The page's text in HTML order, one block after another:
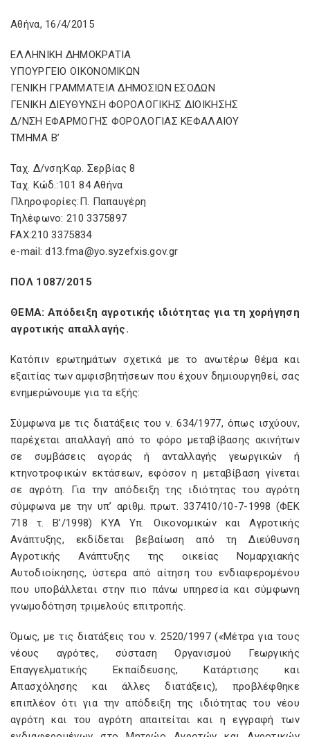
Αθήνα, 16/4/2015
ΕΛΛΗΝΙΚΗ ΔΗΜΟΚΡΑΤΙΑ
ΥΠΟΥΡΓΕΙΟ ΟΙΚΟΝΟΜΙΚΩΝ
ΓΕΝΙΚΗ ΓΡΑΜΜΑΤΕΙΑ ΔΗΜΟΣΙΩΝ ΕΣΟΔΩΝ
ΓΕΝΙΚΗ ΔΙΕΥΘΥΝΣΗ ΦΟΡΟΛΟΓΙΚΗΣ ΔΙΟΙΚΗΣΗΣ
Δ/ΝΣΗ ΕΦΑΡΜΟΓΗΣ ΦΟΡΟΛΟΓΙΑΣ ΚΕΦΑΛΑΙΟΥ
ΤΜΗΜΑ Β’
Ταχ. Δ/νση:Καρ. Σερβίας 8
Ταχ. Κώδ.:101 84 Αθήνα
Πληροφορίες:Π. Παπαυγέρη
Τηλέφωνο: 210 3375897
FAX:210 3375834
e-mail: d13.fma@yo.syzefxis.gov.gr
ΠΟΛ 1087/2015
ΘΕΜΑ: Απόδειξη αγροτικής ιδιότητας για τη χορήγηση
αγροτικής απαλλαγής.
Κατόπιν ερωτημάτων σχετικά με το ανωτέρω θέμα και
εξαιτίας των αμφισβητήσεων που έχουν δημιουργηθεί, σας
ενημερώνουμε για τα εξής:
Σύμφωνα με τις διατάξεις του ν. 634/1977, όπως ισχύουν,
παρέχεται απαλλαγή από το φόρο μεταβίβασης ακινήτων
σε συμβάσεις αγοράς ή ανταλλαγής γεωργικών ή
κτηνοτροφικών εκτάσεων, εφόσον η μεταβίβαση γίνεται
σε αγρότη. Για την απόδειξη της ιδιότητας του αγρότη
σύμφωνα με την υπ’ αριθμ. πρωτ. 337410/10-7-1998 (ΦΕΚ
718 τ. Β’/1998) ΚΥΑ Υπ. Οικονομικών και Αγροτικής
Ανάπτυξης, εκδίδεται βεβαίωση από τη Διεύθυνση
Αγροτικής Ανάπτυξης της οικείας Νομαρχιακής
Αυτοδιοίκησης, ύστερα από αίτηση του ενδιαφερομένου
που υποβάλλεται στην πιο πάνω υπηρεσία και σύμφωνη
γνωμοδότηση τριμελούς επιτροπής.
Όμως, με τις διατάξεις του ν. 2520/1997 («Μέτρα για τους
νέους αγρότες, σύσταση Οργανισμού Γεωργικής
Επαγγελματικής Εκπαίδευσης, Κατάρτισης και
Απασχόλησης και άλλες διατάξεις), προβλέφθηκε
επιπλέον ότι για την απόδειξη της ιδιότητας του νέου
αγρότη και του αγρότη απαιτείται και η εγγραφή των